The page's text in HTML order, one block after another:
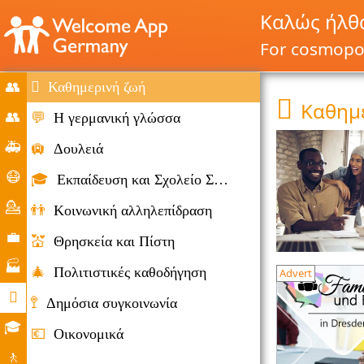
Καλώς
For
👥
Home
👥
Μετανάστευση
και
Μετανάστευσης
🚑
Καταστάσεις
έκτακτης
ανάγκης
😷
Corona
💁
Παροχή
συμβουλών
💼
Αγορά
εργασίας
🏭
Εταιρείες

Καθημερινή
🎓
Εκπαιδευτικές
🚶
 Καθημερινή ζωή
💬 Η γερμανική γλώσσα
🛄 Δουλειά
🎓
Εκπαίδευση και Σχολείο Σύστημα
👬 Κοινωνική αλληλεπίδραση
💒 Θρησκεία και Πίστη
🎄 Πολιτιστικές καθοδήγηση
🚏 Δημόσια συγκοινωνία
💶 Οικονομικά

Advert